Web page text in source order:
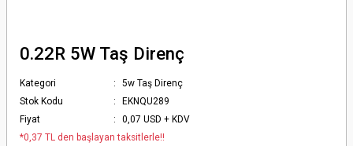
0.22R 5W Taş Direnç
Kategori
5w Taş Direnç
Stok Kodu
EKNQU289
Fiyat
0,07 USD + KDV
*0,37 TL den başlayan taksitlerle!!